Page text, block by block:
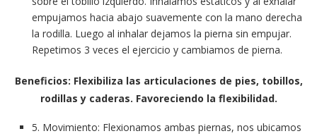
empujamos hacia abajo suavemente con la mano derecha
la rodilla. Luego al inhalar dejamos la pierna sin empujar.
Repetimos 3 veces el ejercicio y cambiamos de pierna.
Beneficios: Flexibiliza las articulaciones de pies, tobillos,
rodillas y caderas. Favoreciendo la flexibilidad.
5. Movimiento: Flexionamos ambas piernas, nos ubicamos